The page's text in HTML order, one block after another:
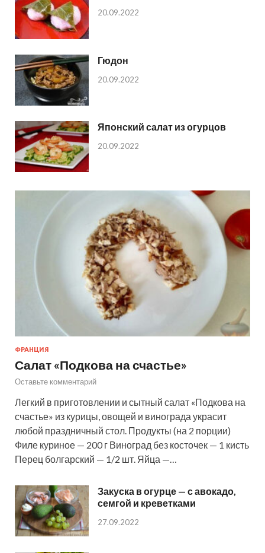
20.09.2022
Гюдон
20.09.2022
Японский салат из огурцов
20.09.2022
ФРАНЦИЯ
Салат «Подкова на счастье»
Оставьте комментарий
Легкий в приготовлении и сытный салат «Подкова на
счастье» из курицы, овощей и винограда украсит
любой праздничный стол. Продукты (на 2 порции)
Филе куриное — 200 г Виноград без косточек — 1 кисть
Перец болгарский — 1/2 шт. Яйца —…
Закуска в огурце — с авокадо,
семгой и креветками
27.09.2022